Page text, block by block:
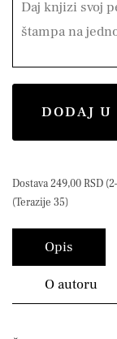
DODAJ U
Dostava 249,00 RSD
(Terazije 35)
Opis
O autoru